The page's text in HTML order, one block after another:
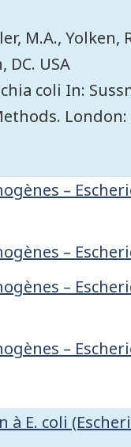
M.A.,
USA
coli In:
–
–
–
–
E. coli